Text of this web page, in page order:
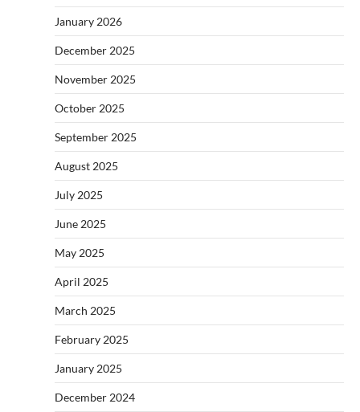
January 2026
December 2025
November 2025
October 2025
September 2025
August 2025
July 2025
June 2025
May 2025
April 2025
March 2025
February 2025
January 2025
December 2024